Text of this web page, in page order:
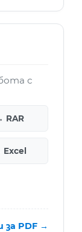
с
RAR
за PDF →